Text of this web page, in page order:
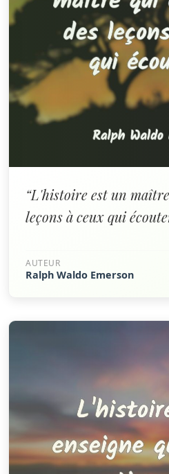
“L'histoire est un
leçons à ceux qui
AUTEUR
Ralph Waldo Emerson